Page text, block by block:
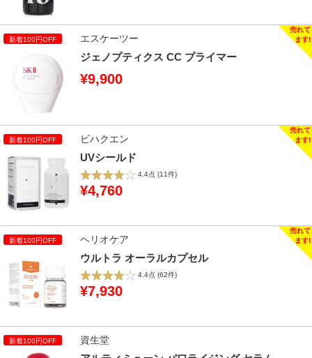
エスケーツー
ジェノプティクス CC プライマー
¥9,900
ビハクエン
UVシールド
4.4点 (11件)
¥4,760
ヘリオケア
ウルトラ オーラルカプセル
4.4点 (62件)
¥7,930
資生堂